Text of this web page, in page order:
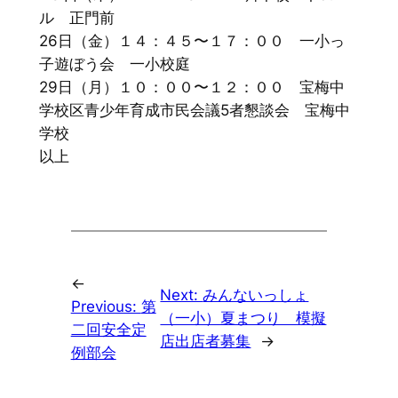
ル 正門前
26日（金）１４：４５〜１７：００ 一小っ
子遊ぼう会 一小校庭
29日（月）１０：００〜１２：００ 宝梅中
学校区青少年育成市民会議5者懇談会 宝梅中
学校
以上
←
Previous: 第
二回安全定
例部会
Next:みんないっしょ
（一小）夏まつり 模擬
店出店者募集
→